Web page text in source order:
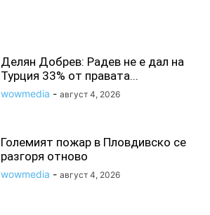
Делян Добрев: Радев не е дал на
Турция 33% от правата...
wowmedia - август 4, 2026
Големият пожар в Пловдивско се
разгоря отново
wowmedia - август 4, 2026